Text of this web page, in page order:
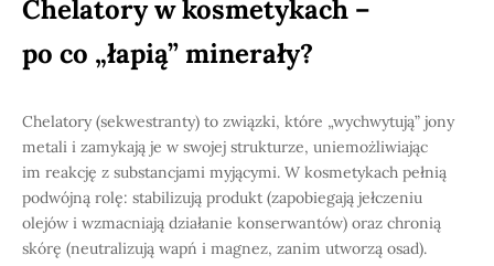
Chelatory w kosmetykach –
po co „łapią” minerały?
Chelatory (sekwestranty) to związki, które „wychwytują” jony
metali i zamykają je w swojej strukturze, uniemożliwiając
im reakcję z substancjami myjącymi. W kosmetykach pełnią
podwójną rolę: stabilizują produkt (zapobiegają jełczeniu
olejów i wzmacniają działanie konserwantów) oraz chronią
skórę (neutralizują wapń i magnez, zanim utworzą osad).